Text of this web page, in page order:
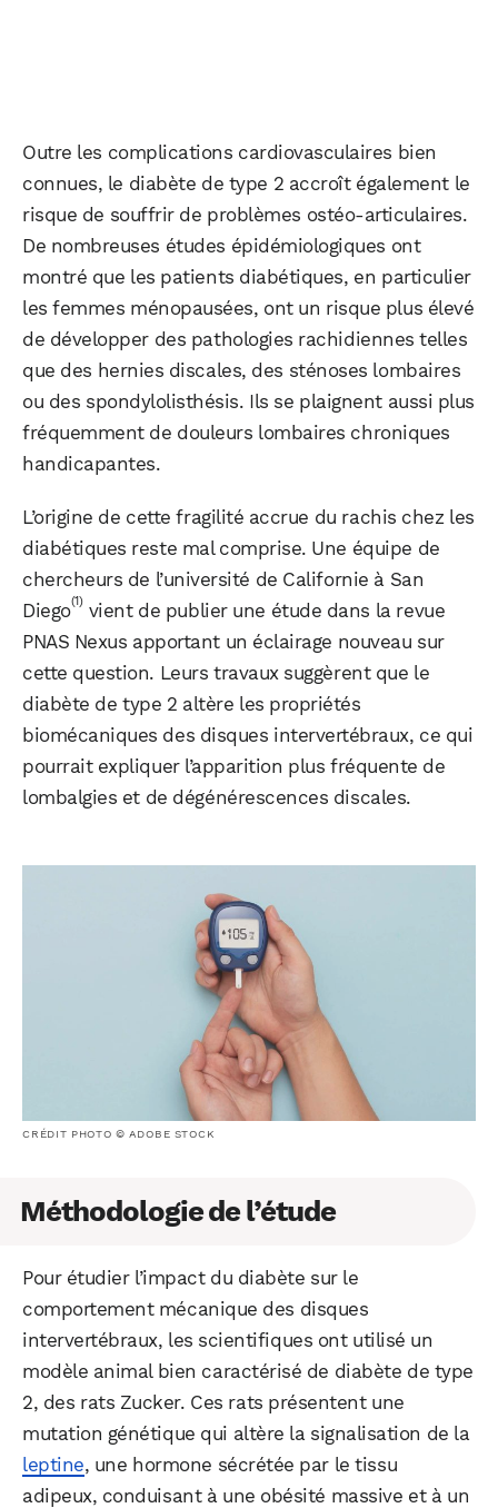
Outre les complications cardiovasculaires bien
connues, le diabète de type 2 accroît également le
risque de souffrir de problèmes ostéo-articulaires.
De nombreuses études épidémiologiques ont
montré que les patients diabétiques, en particulier
les femmes ménopausées, ont un risque plus élevé
de développer des pathologies rachidiennes telles
que des hernies discales, des sténoses lombaires
ou des spondylolisthésis. Ils se plaignent aussi plus
fréquemment de douleurs lombaires chroniques
handicapantes.
L’origine de cette fragilité accrue du rachis chez les
diabétiques reste mal comprise. Une équipe de
chercheurs de l’université de Californie à San
Diego(1) vient de publier une étude dans la revue
PNAS Nexus apportant un éclairage nouveau sur
cette question. Leurs travaux suggèrent que le
diabète de type 2 altère les propriétés
biomécaniques des disques intervertébraux, ce qui
pourrait expliquer l’apparition plus fréquente de
lombalgies et de dégénérescences discales.
CRÉDIT PHOTO © ADOBE STOCK
Méthodologie de l’étude
Pour étudier l’impact du diabète sur le
comportement mécanique des disques
intervertébraux, les scientifiques ont utilisé un
modèle animal bien caractérisé de diabète de type
2, des rats Zucker. Ces rats présentent une
mutation génétique qui altère la signalisation de la
leptine, une hormone sécrétée par le tissu
adipeux, conduisant à une obésité massive et à un